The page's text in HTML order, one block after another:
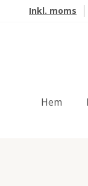
Inkl. moms
Hem